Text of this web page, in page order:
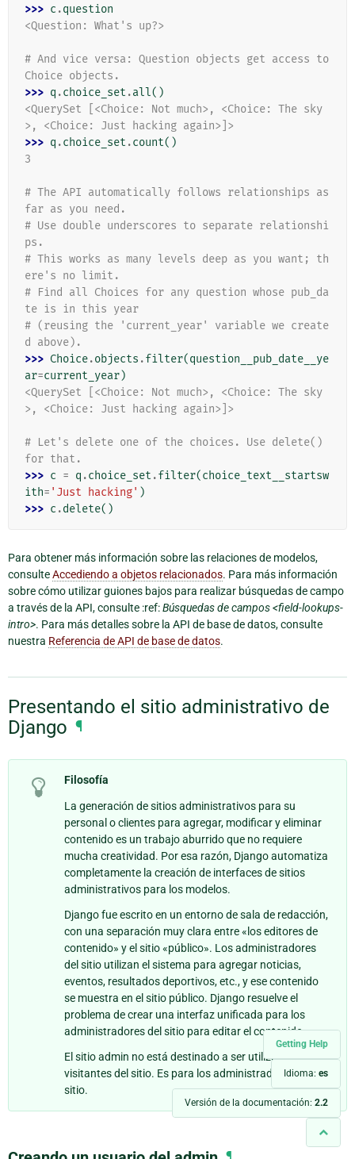
Getting Help
Idioma: es
Versión de la documentación: 2.2
>>> c .question
<Question: What's up?>
# And vice versa: Question objects get access to
Choice objects.
>>> q .choice_set .all()
<QuerySet [<Choice: Not much>, <Choice: The sky
>, <Choice: Just hacking again>]>
>>> q .choice_set .count()
3
# The API automatically follows relationships as
far as you need.
# Use double underscores to separate relationshi
ps.
# This works as many levels deep as you want; th
ere's no limit.
# Find all Choices for any question whose pub_da
te is in this year
# (reusing the 'current_year' variable we create
d above).
>>> Choice.objects .filter(question__pub_date__ye
ar=current_year)
<QuerySet [<Choice: Not much>, <Choice: The sky
>, <Choice: Just hacking again>]>
# Let's delete one of the choices. Use delete()
for that.
>>> c = q .choice_set .filter(choice_text__startsw
ith= 'Just hacking' )
>>> c .delete()
Para obtener más información sobre las relaciones de modelos,
consulteAccediendo a objetos relacionados. Para más información
sobre cómo utilizar guiones bajos para realizar búsquedas de campo
a través de la API, consulte :ref:Búsquedas de campos <field-lookups-
intro>. Para más detalles sobre la API de base de datos, consulte
nuestra Referencia de API de base de datos.
Presentando el sitio administrativo de
Django ¶
Filosofía
La generación de sitios administrativos para su
personal o clientes para agregar, modificar y eliminar
contenido es un trabajo aburrido que no requiere
mucha creatividad. Por esa razón, Django automatiza
completamente la creación de interfaces de sitios
administrativos para los modelos.
Django fue escrito en un entorno de sala de redacción,
con una separación muy clara entre «los editores de
contenido» y el sitio «público». Los administradores
del sitio utilizan el sistema para agregar noticias,
eventos, resultados deportivos, etc., y ese contenido
se muestra en el sitio público. Django resuelve el
problema de crear una interfaz unificada para los
administradores del sitio para editar el contenido.
El sitio admin no está destinado a ser utilizado por los
visitantes del sitio. Es para los administradores del
sitio.